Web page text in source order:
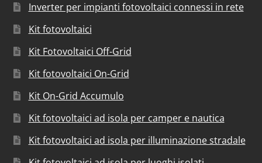
Inverter per impianti fotovoltaici connessi in rete
Kit fotovoltaici
Kit Fotovoltaici Off-Grid
Kit fotovoltaici On-Grid
Kit On-Grid Accumulo
Kit fotovoltaici ad isola per camper e nautica
Kit fotovoltaici ad isola per illuminazione stradale